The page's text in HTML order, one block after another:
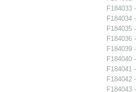
F184033
F184034
F184035
F184036
F184039
F184040
F184041
F184042
F184043